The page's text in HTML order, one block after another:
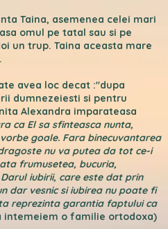
Taina, asemenea celei mari
omul pe tatal sau si pe
un trup. Taina aceasta mare
avea loc decat :"dupa
dumnezeiesti si pentru
Alexandra imparateasa
ca El sa sfinteasca nunta,
goale. Fara binecuvantarea
nu va putea da tot ce-i
frumusetea, bucuria,
iubirii, care este dat prin
dar vesnic si iubirea nu poate fi
reprezinta garantia faptului ca
intemeiem o familie ortodoxa)